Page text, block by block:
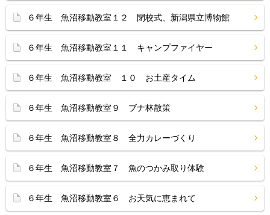
６年生 魚沼移動教室１２ 閉校式、新潟県立博物館
６年生 魚沼移動教室１１ キャンプファイヤー
６年生 魚沼移動教室 １０ お土産タイム
６年生 魚沼移動教室９ ブナ林散策
６年生 魚沼移動教室８ 全力カレーづくり
６年生 魚沼移動教室７ 魚のつかみ取り体験
６年生 魚沼移動教室６ お天気に恵まれて